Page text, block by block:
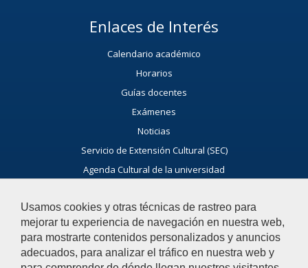
Usamos cookies y otras técnicas de rastreo para
mejorar tu experiencia de navegación en nuestra web,
para mostrarte contenidos personalizados y anuncios
adecuados, para analizar el tráfico en nuestra web y
Enlaces de Interés
Calendario académico
Horarios
Guías docentes
Exámenes
Noticias
Servicio de Extensión Cultural (SEC)
Agenda Cultural de la universidad
Ayúdanos a Mejorar
El acceso al buzón exclusivamente se hará en caso de querer
plantear cuestiones que se puedan calificar como incidencia,
reclamación o sugerencia